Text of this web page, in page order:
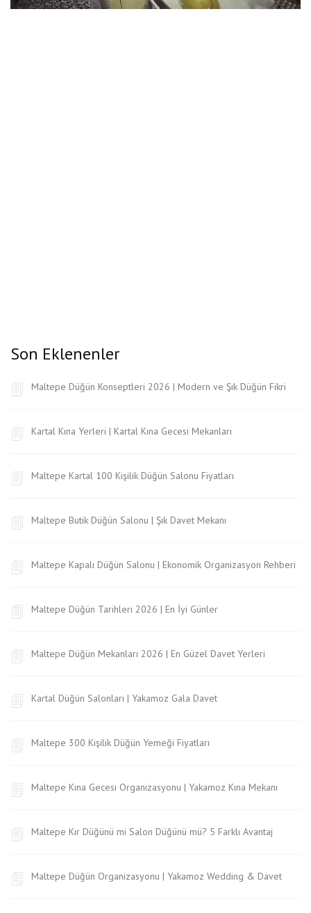
Son Eklenenler
Maltepe Düğün Konseptleri 2026 | Modern ve Şık Düğün Fikri
Kartal Kına Yerleri | Kartal Kına Gecesi Mekanları
Maltepe Kartal 100 Kişilik Düğün Salonu Fiyatları
Maltepe Butik Düğün Salonu | Şık Davet Mekanı
Maltepe Kapalı Düğün Salonu | Ekonomik Organizasyon Rehberi
Maltepe Düğün Tarihleri 2026 | En İyi Günler
Maltepe Düğün Mekanları 2026 | En Güzel Davet Yerleri
Kartal Düğün Salonları | Yakamoz Gala Davet
Maltepe 300 Kişilik Düğün Yemeği Fiyatları
Maltepe Kına Gecesi Organizasyonu | Yakamoz Kına Mekanı
Maltepe Kır Düğünü mi Salon Düğünü mü? 5 Farklı Avantaj
Maltepe Düğün Organizasyonu | Yakamoz Wedding & Davet